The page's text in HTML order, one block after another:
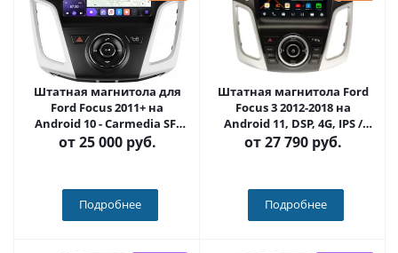
Штатная магнитола для
Ford Focus 2011+ на
Android 10 - Carmedia SF-
9202A-FW-IJ
от25 000 руб.
Подробнее
Штатная магнитола Ford
Focus 3 2012-2018 на
Android 11, DSP, 4G, IPS /
QLED 2K, Carplay - Cardrox
CD-4478
от27 790 руб.
Подробнее